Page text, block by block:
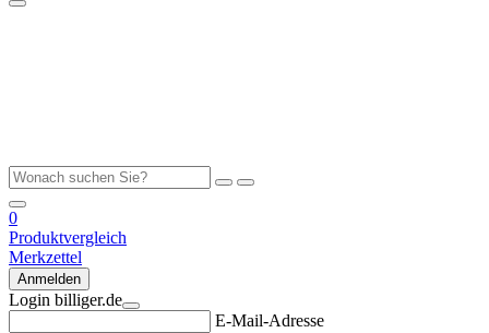
0
Produktvergleich
Merkzettel
Anmelden
Login billiger.de
E-Mail-Adresse